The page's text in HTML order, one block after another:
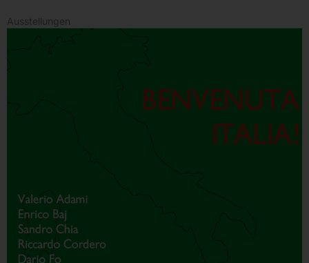
Ausstellungen